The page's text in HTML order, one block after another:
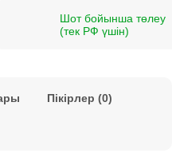
Шот бойынша төлеу
(тек РФ үшін)
Пікірлер (0)